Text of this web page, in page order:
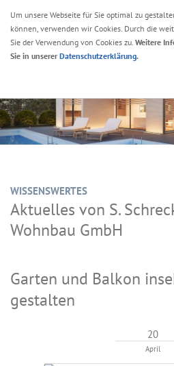
WISSENSWERTES
Aktuelles von S.
Wohnbau GmbH
Garten und Balkon
gestalten
20
April
Um unsere Webseite für Sie optimal zu
können, verwenden wir Cookies. Durch die
Sie der Verwendung von Cookies zu. Weitere
Sie in unserer Datenschutzerklärung.